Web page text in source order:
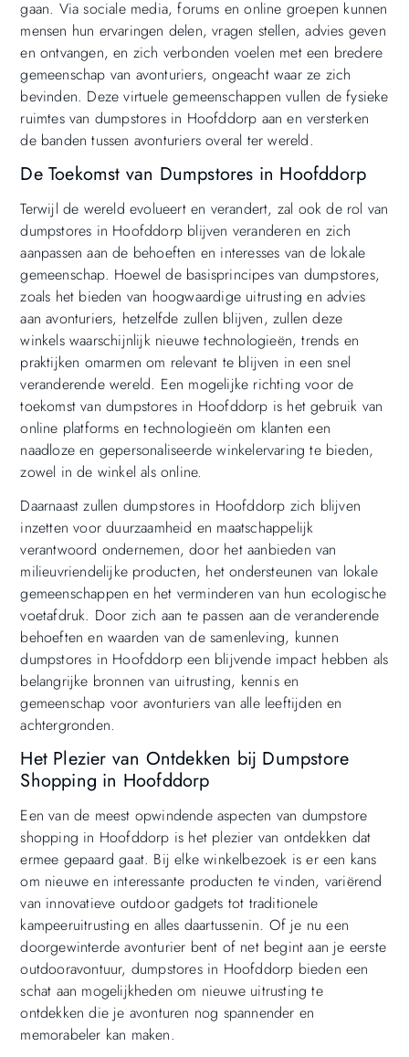
gaan. Via sociale media, forums en online groepen kunnen
mensen hun ervaringen delen, vragen stellen, advies geven
en ontvangen, en zich verbonden voelen met een bredere
gemeenschap van avonturiers, ongeacht waar ze zich
bevinden. Deze virtuele gemeenschappen vullen de fysieke
ruimtes van dumpstores in Hoofddorp aan en versterken
de banden tussen avonturiers overal ter wereld.
De Toekomst van Dumpstores in Hoofddorp
Terwijl de wereld evolueert en verandert, zal ook de rol van
dumpstores in Hoofddorp blijven veranderen en zich
aanpassen aan de behoeften en interesses van de lokale
gemeenschap. Hoewel de basisprincipes van dumpstores,
zoals het bieden van hoogwaardige uitrusting en advies
aan avonturiers, hetzelfde zullen blijven, zullen deze
winkels waarschijnlijk nieuwe technologieën, trends en
praktijken omarmen om relevant te blijven in een snel
veranderende wereld. Een mogelijke richting voor de
toekomst van dumpstores in Hoofddorp is het gebruik van
online platforms en technologieën om klanten een
naadloze en gepersonaliseerde winkelervaring te bieden,
zowel in de winkel als online.
Daarnaast zullen dumpstores in Hoofddorp zich blijven
inzetten voor duurzaamheid en maatschappelijk
verantwoord ondernemen, door het aanbieden van
milieuvriendelijke producten, het ondersteunen van lokale
gemeenschappen en het verminderen van hun ecologische
voetafdruk. Door zich aan te passen aan de veranderende
behoeften en waarden van de samenleving, kunnen
dumpstores in Hoofddorp een blijvende impact hebben als
belangrijke bronnen van uitrusting, kennis en
gemeenschap voor avonturiers van alle leeftijden en
achtergronden.
Het Plezier van Ontdekken bij Dumpstore
Shopping in Hoofddorp
Een van de meest opwindende aspecten van dumpstore
shopping in Hoofddorp is het plezier van ontdekken dat
ermee gepaard gaat. Bij elke winkelbezoek is er een kans
om nieuwe en interessante producten te vinden, variërend
van innovatieve outdoor gadgets tot traditionele
kampeeruitrusting en alles daartussenin. Of je nu een
doorgewinterde avonturier bent of net begint aan je eerste
outdooravontuur, dumpstores in Hoofddorp bieden een
schat aan mogelijkheden om nieuwe uitrusting te
ontdekken die je avonturen nog spannender en
memorabeler kan maken.